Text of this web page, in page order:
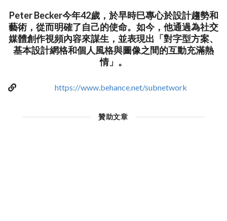
Peter Becker今年42歲，於早時巳專心於設計趨勢和
藝術，從而明確了自己的使命。如今，他通過為社交
媒體創作視頻內容來謀生，並表現出「對字型方案、
基本設計網格和個人風格與圖像之間的互動充滿熱
情」。
https://www.behance.net/subnetwork
贊助文章